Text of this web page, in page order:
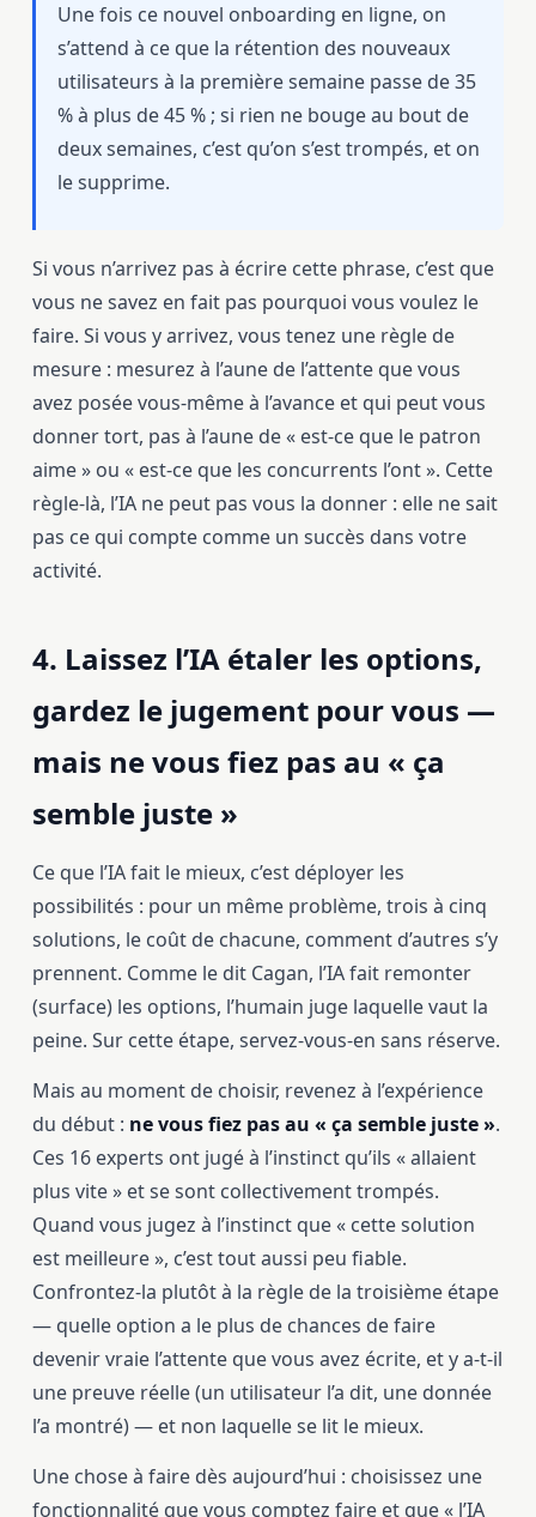
Une fois ce nouvel onboarding en ligne, on
s’attend à ce que la rétention des nouveaux
utilisateurs à la première semaine passe de 35
% à plus de 45 % ; si rien ne bouge au bout de
deux semaines, c’est qu’on s’est trompés, et on
le supprime.
Si vous n’arrivez pas à écrire cette phrase, c’est que
vous ne savez en fait pas pourquoi vous voulez le
faire. Si vous y arrivez, vous tenez une règle de
mesure : mesurez à l’aune de l’attente que vous
avez posée vous-même à l’avance et qui peut vous
donner tort, pas à l’aune de « est-ce que le patron
aime » ou « est-ce que les concurrents l’ont ». Cette
règle-là, l’IA ne peut pas vous la donner : elle ne sait
pas ce qui compte comme un succès dans votre
activité.
4. Laissez l’IA étaler les options,
gardez le jugement pour vous —
mais ne vous fiez pas au « ça
semble juste »
Ce que l’IA fait le mieux, c’est déployer les
possibilités : pour un même problème, trois à cinq
solutions, le coût de chacune, comment d’autres s’y
prennent. Comme le dit Cagan, l’IA fait remonter
(surface) les options, l’humain juge laquelle vaut la
peine. Sur cette étape, servez-vous-en sans réserve.
Mais au moment de choisir, revenez à l’expérience
du début : ne vous fiez pas au « ça semble juste ».
Ces 16 experts ont jugé à l’instinct qu’ils « allaient
plus vite » et se sont collectivement trompés.
Quand vous jugez à l’instinct que « cette solution
est meilleure », c’est tout aussi peu fiable.
Confrontez-la plutôt à la règle de la troisième étape
— quelle option a le plus de chances de faire
devenir vraie l’attente que vous avez écrite, et y a-t-il
une preuve réelle (un utilisateur l’a dit, une donnée
l’a montré) — et non laquelle se lit le mieux.
Une chose à faire dès aujourd’hui : choisissez une
fonctionnalité que vous comptez faire et que « l’IA